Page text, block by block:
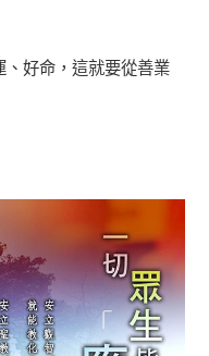
、好命，這就要從善業